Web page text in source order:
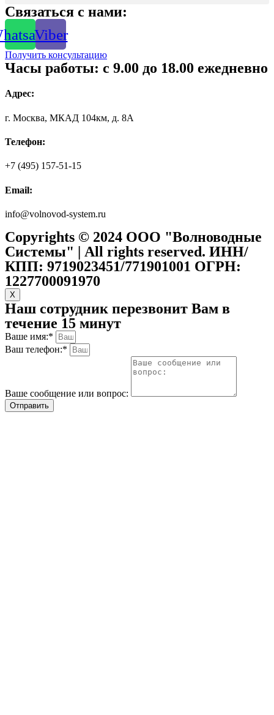
Связаться с нами:
Viber
Получить консультацию
Часы работы: с 9.00 до 18.00 ежедневно
Адрес:
г. Москва, МКАД 104км, д. 8А
Телефон:
+7 (495) 157-51-15
Email:
info@volnovod-system.ru
Copyrights © 2024 ООО "Волноводные
Системы" | All rights reserved. ИНН/
КПП: 9719023451/771901001 ОГРН:
1227700091970
X
Наш сотрудник перезвонит Вам в
течение 15 минут
Ваше имя:*
Ваш телефон:*
Ваше сообщение или вопрос:
Отправить